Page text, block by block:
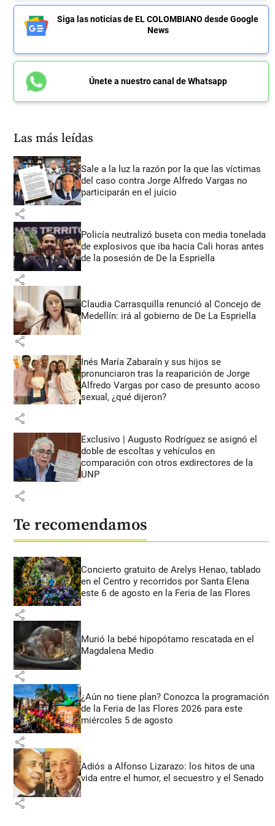
Siga las noticias de EL COLOMBIANO desde Google
News
Únete a nuestro canal de Whatsapp
Las más leídas
Sale a la luz la razón por la que las víctimas
del caso contra Jorge Alfredo Vargas no
participarán en el juicio
share
Policía neutralizó buseta con media tonelada
de explosivos que iba hacia Cali horas antes
de la posesión de De la Espriella
share
Claudia Carrasquilla renunció al Concejo de
Medellín: irá al gobierno de De La Espriella
share
Inés María Zabaraín y sus hijos se
pronunciaron tras la reaparición de Jorge
Alfredo Vargas por caso de presunto acoso
sexual, ¿qué dijeron?
share
Exclusivo | Augusto Rodríguez se asignó el
doble de escoltas y vehículos en
comparación con otros exdirectores de la
UNP
share
Te recomendamos
Concierto gratuito de Arelys Henao, tablado
en el Centro y recorridos por Santa Elena
este 6 de agosto en la Feria de las Flores
share
Murió la bebé hipopótamo rescatada en el
Magdalena Medio
share
¿Aún no tiene plan? Conozca la programación
de la Feria de las Flores 2026 para este
miércoles 5 de agosto
share
Adiós a Alfonso Lizarazo: los hitos de una
vida entre el humor, el secuestro y el Senado
share